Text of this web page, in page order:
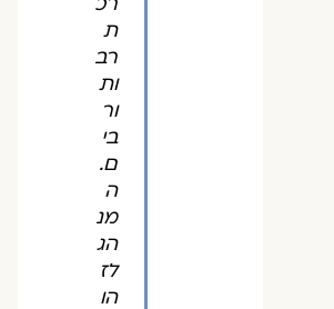
ת
רב
ות
ור
בי
ם.
ה
מנ
הג
לז
הו